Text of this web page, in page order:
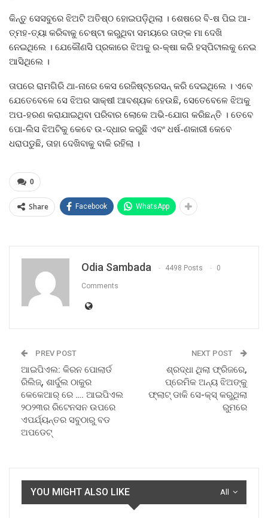
କିନ୍ତୁ ସେସବୁରେ ଝିଅଟି ଅତିଷ୍ଠ ହୋଇପଡ଼ିଥିଲା । ଶେଷରେ ବି-ଷ ପିଇ ଆ-
ତ୍ମହ-ତ୍ୟା କରିବାକୁ ଚେଷ୍ଟା କରୁଥିବା ସମୟରେ ତାଙ୍କ ମା ଦେଖି
ନେଇଥିଲେ । ଯେକୌଣସି ପ୍ରକାରେ ଝିଅକୁ ର-କ୍ଷା କରି ହସ୍ପିଟାଲକୁ ନେଇ
ଆସିଥିଲେ ।
ତାପରେ ରାମଗିରି ଥା-ନାରେ କେସ ରେଜିଷ୍ଟ୍ରେସନ୍ କରି ଦେଇଥିଲେ । ଏବେ
ଯେତେବେଳେ ସେ ଝିଅର ସାକ୍ଷୀ ଆବଶ୍ୟକ ହେଉଛି, ସେତେବେଳେ ଝିଅକୁ
ଅପ-ହରଣ କରାଯାଇଥିବା ପରିବାର ଲୋକେ ଅଭି-ଯୋଗ କରିଛନ୍ତି । ତେବେ
ପୋ-ଲିସ ଝିଅଟିକୁ କେବେ ଉ-ଦ୍ଧାର କରୁଛି ଏବଂ ଧର୍ଷ-ଣକାରୀ କେବେ
ଧରାପଡୁଛି, ତାହା ଦେଖିବାକୁ ବାକି ରହିଲା ।
0
Share Facebook WhatsApp
Odia Sambada 4498 Posts 0
Comments
PREV POST
ଆଇପିଏଲ: କିରନ ପୋଲାର୍ଡ
ରିଲିଜ୍, ଶାର୍ଦୁଲ ଠାକୁର
କେକେଆର୍ ରେ …. ଆଇପିଏଲ
୨୦୨୩ର ରିଟେନସନ ଉପରେ
ଏପର୍ଯ୍ୟନ୍ତର ସବୁଠାରୁ ବଡ
ଅପଡେଟ୍
NEXT POST
ଶ୍ରଦ୍ଧା ଥିଲା ଫ୍ରିଜରେ,
ପ୍ରେମିକ ଅନ୍ୟ ଝିଅଙ୍କୁ
ଫ୍ଲାଟ୍ ଡାକି ସେ-କ୍ସ୍ କରୁଥିଲା
ରୁମରେ
All
YOU MIGHT ALSO LIKE